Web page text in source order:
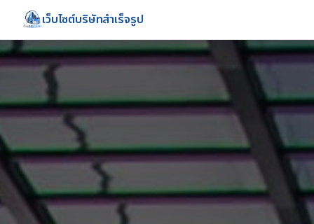
เว็บไซต์บริษัทสำเร็จรูป